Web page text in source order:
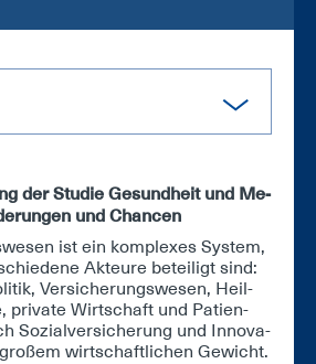
der Stu­die Ge­sund­heit und Me­
und Chan­cen
ist ein kom­ple­xes Sys­tem,
Ak­teu­re be­tei­ligt sind:
Ver­si­che­rungs­we­sen, Heil-
pri­va­te Wirt­schaft und Pa­ti­en­
So­zi­al­ver­si­che­rung und In­no­va­
wirt­schaft­li­chen Ge­wicht.